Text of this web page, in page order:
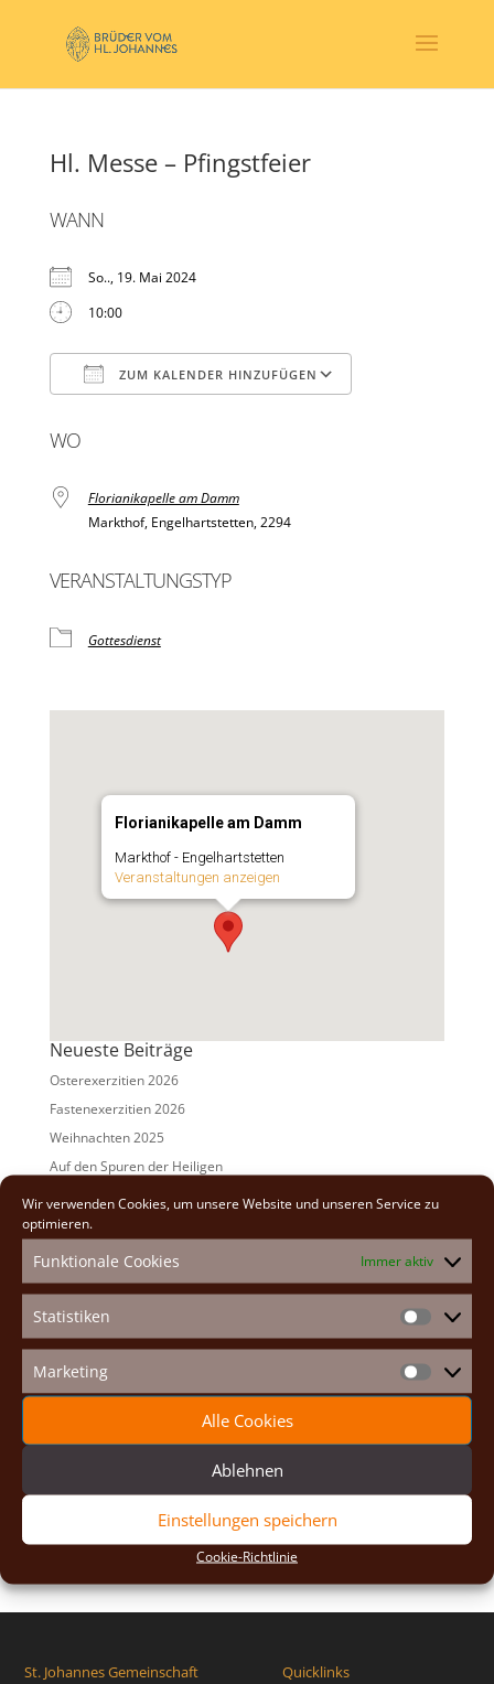
Wir verwenden Cookies, um unsere Website und unseren Service zu
optimieren.
Funktionale Cookies Immer aktiv
Statistiken
Marketing Marketing
Alle Cookies
Ablehnen
Einstellungen speichern
Cookie-Richtlinie
Hl. Messe – Pfingstfeier
WANN
So.., 19. Mai 2024
10:00
ZUM KALENDER HINZUFÜGEN
WO
Florianikapelle am Damm
Markthof, Engelhartstetten, 2294
VERANSTALTUNGSTYP
Gottesdienst
Florianikapelle am Damm
Markthof - Engelhartstetten
Veranstaltungen anzeigen
Neueste Beiträge
Osterexerzitien 2026
Fastenexerzitien 2026
Weihnachten 2025
Auf den Spuren der Heiligen
Adventexerzitien 2025
2026(2)
2025(7)
2024(5)
2023(13)
2022(9)
2020(2)
St. Johannes Gemeinschaft Quicklinks